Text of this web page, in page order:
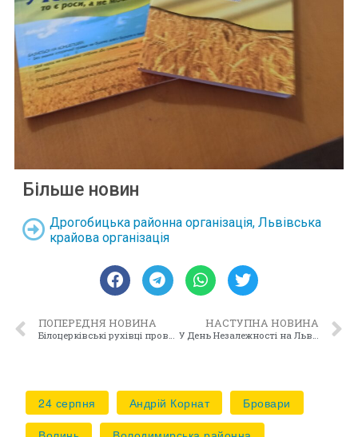
Більше новин
Дрогобицька районна організація, Львівська
крайова організація
ПОПЕРЕДНЯ НОВИНА НАСТУПНА НОВИНА
24 серпня Андрій Корнат
Бровари